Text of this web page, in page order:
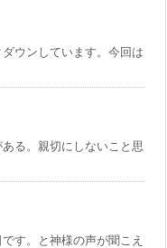
ウンしています。今回は
る。親切にしないこと思
す。と神様の声が聞こえ